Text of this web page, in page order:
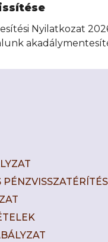
Nyilatkozat